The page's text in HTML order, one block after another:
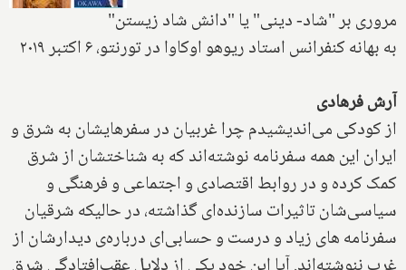
مروری بر "شاد- دینی" یا "دانش شاد زیستن"
به بهانه کنفرانس استاد ریوهو اوکاوا در تورنتو، ۶ اکتبر ۲۰۱۹
آرش فرهادی
از کودکی می‌اندیشیدم چرا غربیان در سفرهایشان به شرق و
ایران این همه سفرنامه نوشته‌اند که به شناختشان از شرق
کمک کرده و در روابط اقتصادی و اجتماعی و فرهنگی و
سیاسی‌شان تاثیرات سازنده‌ای گذاشته، در حالیکه شرقیان
سفرنامه های زیاد و درست و حسابی‌ای درباره‌ی دیدارشان از